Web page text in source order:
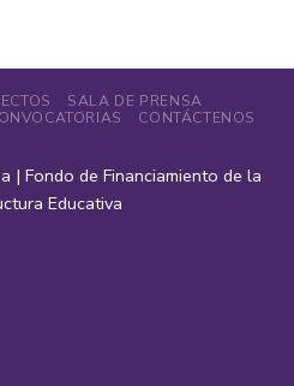
SALA DE PRENSA
CONTÁCTENOS
| Fondo de Financiamiento de la
Educativa